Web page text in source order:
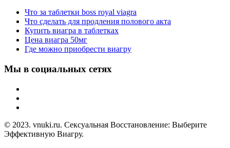
Что за таблетки boss royal viagra
Что сделать для продления полового акта
Купить виагра в таблетках
Цена виагра 50мг
Где можно приобрести виагру
Мы в социальных сетях
© 2023. vnuki.ru. Сексуальная Восстановление: Выберите
Эффективную Виагру.